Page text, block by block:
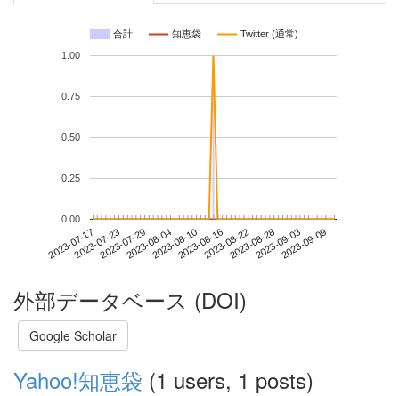
合計 知恵袋 Twitter (通常)
2023-07-172023-07-232023-07-292023-08-042023-08-102023-08-162023-08-222023-08-282023-09-032023-09-09
0.00
0.25
0.50
0.75
1.00
外部データベース (DOI)
Google Scholar
Yahoo!知恵袋 (1 users, 1 posts)